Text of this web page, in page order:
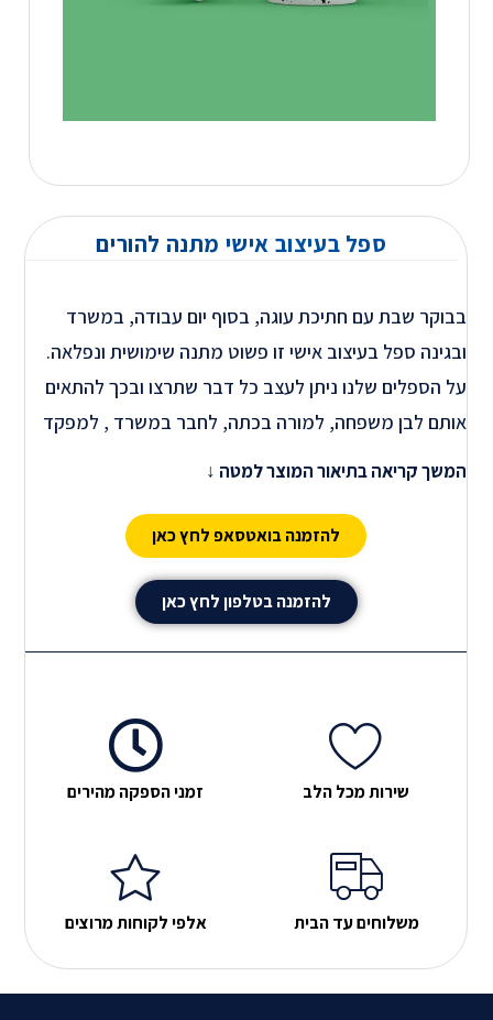
ספל בעיצוב אישי מתנה להורים
בבוקר שבת עם חתיכת עוגה, בסוף יום עבודה, במשרד
ובגינה ספל בעיצוב אישי זו פשוט מתנה שימושית ונפלאה.
על הספלים שלנו ניתן לעצב כל דבר שתרצו ובכך להתאים
אותם לבן משפחה, למורה בכתה, לחבר במשרד , למפקד
נשאר לאורך שנים.
המשך קריאה בתיאור המוצר למטה ↓
להזמנה בואטסאפ לחץ כאן
להזמנה בטלפון לחץ כאן
שירות מכל הלב זמני הספקה מהירים
משלוחים עד הבית אלפי לקוחות מרוצים